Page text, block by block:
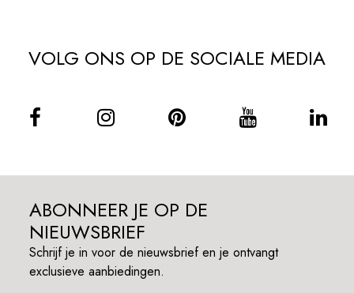
VOLG ONS OP DE SOCIALE MEDIA
ABONNEER JE OP DE
NIEUWSBRIEF
Schrijf je in voor de nieuwsbrief en je ontvangt
exclusieve aanbiedingen.